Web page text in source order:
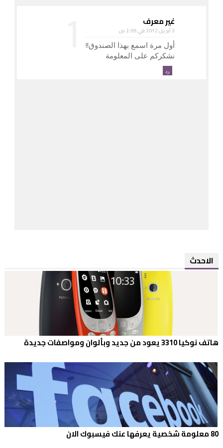
غير معرف
3 أبريل 2012 في 2:09 ص
أول مرة اسمع بهذا الصندوق!!
نشكركم على المعلومة
رد
الاحدث
هاتف نوكيا 3310 يعود من جديد وبألوان ومواصفات جديدة
80 معلومة شخصية يعرفها عنك فيسبوك الان